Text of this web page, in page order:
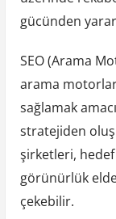
gücünden
SEO (Arama
arama
sağlamak
stratejiden
şirketleri,
görünürlük
çekebilir.